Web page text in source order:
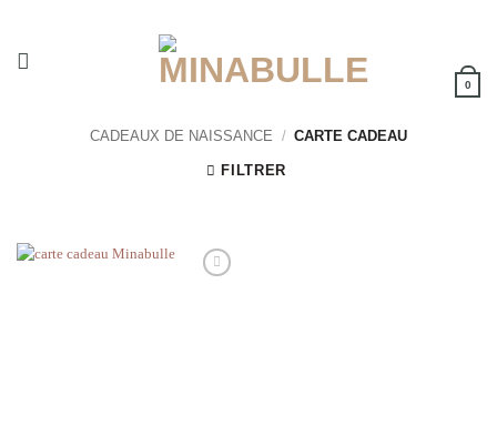
contenu
0
CADEAUX DE NAISSANCE / CARTE CADEAU
FILTRER